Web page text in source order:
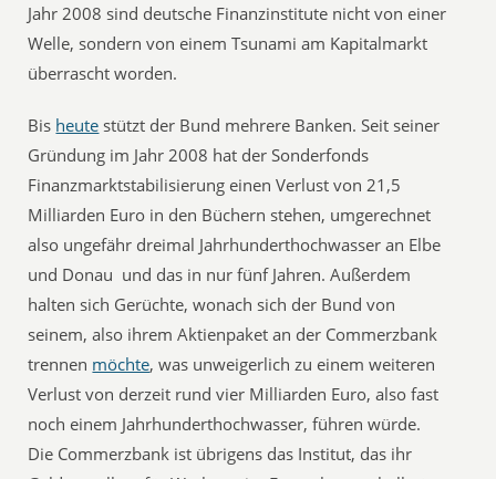
Jahr 2008 sind deutsche Finanzinstitute nicht von einer
Welle, sondern von einem Tsunami am Kapitalmarkt
überrascht worden.
Bis heute stützt der Bund mehrere Banken. Seit seiner
Gründung im Jahr 2008 hat der Sonderfonds
Finanzmarktstabilisierung einen Verlust von 21,5
Milliarden Euro in den Büchern stehen, umgerechnet
also ungefähr dreimal Jahrhunderthochwasser an Elbe
und Donau  und das in nur fünf Jahren. Außerdem
halten sich Gerüchte, wonach sich der Bund von
seinem, also ihrem Aktienpaket an der Commerzbank
trennen möchte, was unweigerlich zu einem weiteren
Verlust von derzeit rund vier Milliarden Euro, also fast
noch einem Jahrhunderthochwasser, führen würde.
Die Commerzbank ist übrigens das Institut, das ihr